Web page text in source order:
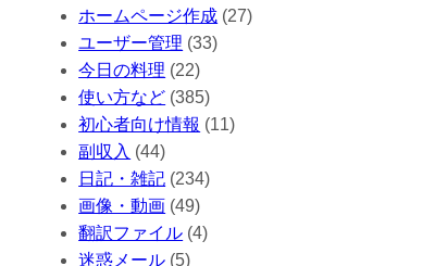
ホームページ作成 (27)
ユーザー管理 (33)
今日の料理 (22)
使い方など (385)
初心者向け情報 (11)
副収入 (44)
日記・雑記 (234)
画像・動画 (49)
翻訳ファイル (4)
迷惑メール (5)